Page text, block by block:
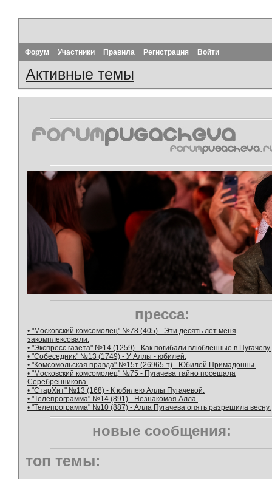
Форум Участники Правила Регистрация Войти
Активные темы
пресса:
• "Московский комсомолец" №78 (405) - Эти десять лет меня
закомплексовали.
• "Экспресс газета" №14 (1259) - Как погибали влюбленные в Пугачеву.
• "Собеседник" №13 (1749) - У Аллы - юбилей.
• "Комсомольская правда" №15т (26965-т) - Юбилей Примадонны.
• "Московский комсомолец" №75 - Пугачева тайно посещала
Серебренникова.
• "СтарХит" №13 (168) - К юбилею Аллы Пугачевой.
• "Телепрограмма" №14 (891) - Незнакомая Алла.
• "Телепрограмма" №10 (887) - Алла Пугачева опять разрешила весну.
новые сообщения:
топ темы: